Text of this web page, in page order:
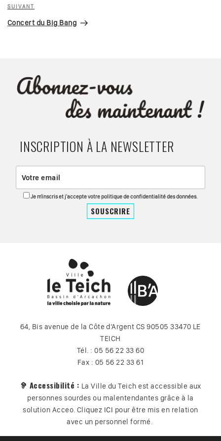
Article
suivant
SUIVANT
Concert du Big Bang
INSCRIPTION À LA NEWSLETTER
Je m'inscris et j'accepte votre politique de confidentialité des données.
64, Bis avenue de la Côte d’Argent CS 90505 33470 LE
TEICH
Tél. : 05 56 22 33 60
Fax : 05 56 22 33 61
🦻 Accessibilité : La Ville du Teich est accessible aux
personnes sourdes ou malentendantes grâce à la
solution Acceo. Cliquez ICI pour être mis en relation
avec un personnel formé.